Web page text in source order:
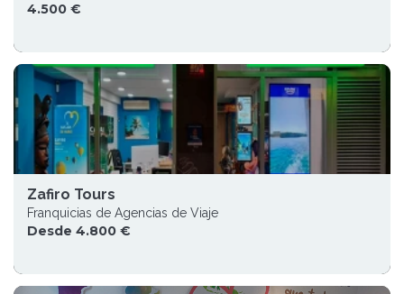
4.500 €
Zafiro Tours
Franquicias de Agencias de Viaje
Desde 4.800 €